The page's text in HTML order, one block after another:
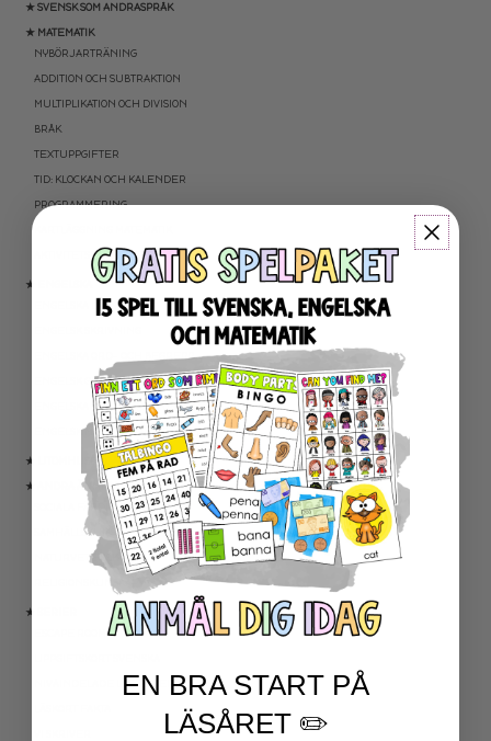
★ SVENSK SOM ANDRASPRÅK
★ MATEMATIK
NYBÖRJARTRÄNING
ADDITION OCH SUBTRAKTION
MULTIPLIKATION OCH DIVISION
BRÅK
TEXTUPPGIFTER
TID: KLOCKAN OCH KALENDER
PROGRAMMERING
AKTIVITETSPAKET MATEMATIK
★ ENGELSKA
ENGELSKA LÄSNING
ENGELSKA ORD- OCH BEGREPP
ENGELSK GRAMATIK
ENGELSKA HÖGFREKVENTA ORD
ENGELSK MUNTLIGA FÄRDIGHET
★ UTOMHUSPEDAGOGIK
★ ANDRA ÄMNEN
SOCIALA FÄRDIGHETER
SAMHÄLLSKUNSKAP
NATURVETENSKAP
RELIGIONSKUNSKAP
★ SERIER
ESCAPE ROOMS
NIVÅINDELADE LÄSTEXTEREN BRA START PÅ
LÄSÅRET ✏️